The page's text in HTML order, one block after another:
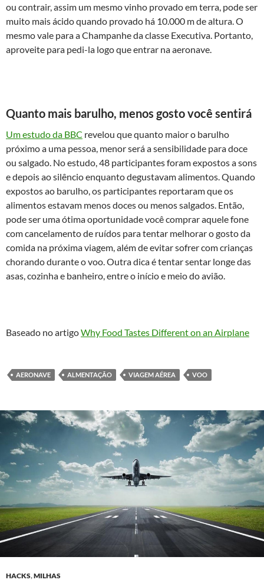
ou contrair, assim um mesmo vinho provado em terra, pode ser
muito mais ácido quando provado há 10.000 m de altura. O
mesmo vale para a Champanhe da classe Executiva. Portanto,
aproveite para pedi-la logo que entrar na aeronave.
Quanto mais barulho, menos gosto você sentirá
Um estudo da BBC revelou que quanto maior o barulho
próximo a uma pessoa, menor será a sensibilidade para doce
ou salgado. No estudo, 48 participantes foram expostos a sons
e depois ao silêncio enquanto degustavam alimentos. Quando
expostos ao barulho, os participantes reportaram que os
alimentos estavam menos doces ou menos salgados. Então,
pode ser uma ótima oportunidade você comprar aquele fone
com cancelamento de ruídos para tentar melhorar o gosto da
comida na próxima viagem, além de evitar sofrer com crianças
chorando durante o voo. Outra dica é tentar sentar longe das
asas, cozinha e banheiro, entre o início e meio do avião.
Baseado no artigoWhy Food Tastes Different on an Airplane
AERONAVE ALMENTAÇÃO VIAGEM AÉREA VOO
HACKS,MILHAS